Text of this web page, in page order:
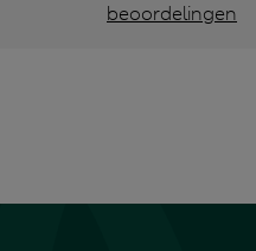
beoordelingen